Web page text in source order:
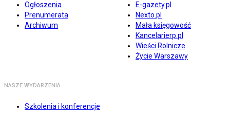
Ogłoszenia
Prenumerata
Archiwum
E-gazety.pl
Nexto.pl
Mała księgowość
Kancelarierp.pl
Wieści Rolnicze
Życie Warszawy
NASZE WYDARZENIA
Szkolenia i konferencje